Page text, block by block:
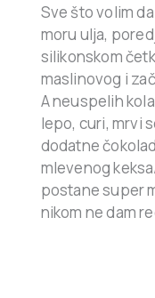
Sve što volim
moru ulja,
silikonskom
maslinovog i
A neuspelih
lepo, curi, mrvi
dodatne
mlevenog
postane super
nikom ne dam